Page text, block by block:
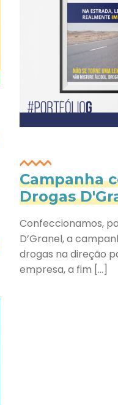
Campanha
Drogas
Confeccionamos,
D’Granel, a
drogas na direção
empresa, a fim […]